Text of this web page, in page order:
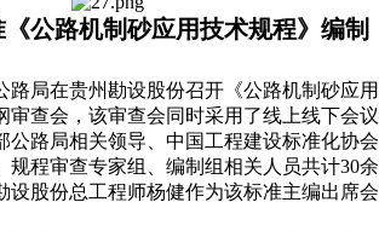
公路机制砂应用技术规程》编制
路局在贵州勘设股份召开《公路机制砂应用
审查会，该审查会同时采用了线上线下会议
公路局相关领导、中国工程建设标准化协会
规程审查专家组、编制组相关人员共计30余
设股份总工程师杨健作为该标准主编出席会